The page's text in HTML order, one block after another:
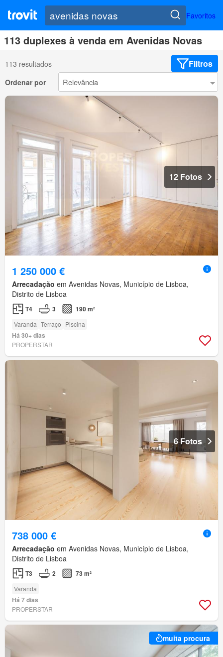
Favoritos
113 duplexes à venda em Avenidas Novas
113 resultados Filtros
Ordenar por
12 Fotos
1 250 000 €
Arrecadação em Avenidas Novas, Município de Lisboa,
Distrito de Lisboa
T4 3 190 m²
Varanda Terraço Piscina
Há 30+ dias
PROPERSTAR
6 Fotos
738 000 €
Arrecadação em Avenidas Novas, Município de Lisboa,
Distrito de Lisboa
T3 2 73 m²
Varanda
Há 7 dias
PROPERSTAR
muita procura